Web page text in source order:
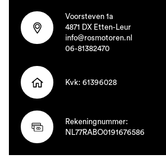
Voorsteven 1a
4871 DX Etten-Leur
info@rosmotoren.nl
06-81382470
Kvk: 61396028
Rekeningnummer:
NL77RABO0191676586